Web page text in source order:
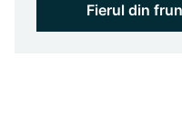
Fierul din